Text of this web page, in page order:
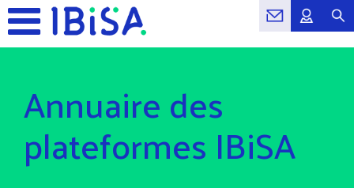
Annuaire des
plateformes IBiSA